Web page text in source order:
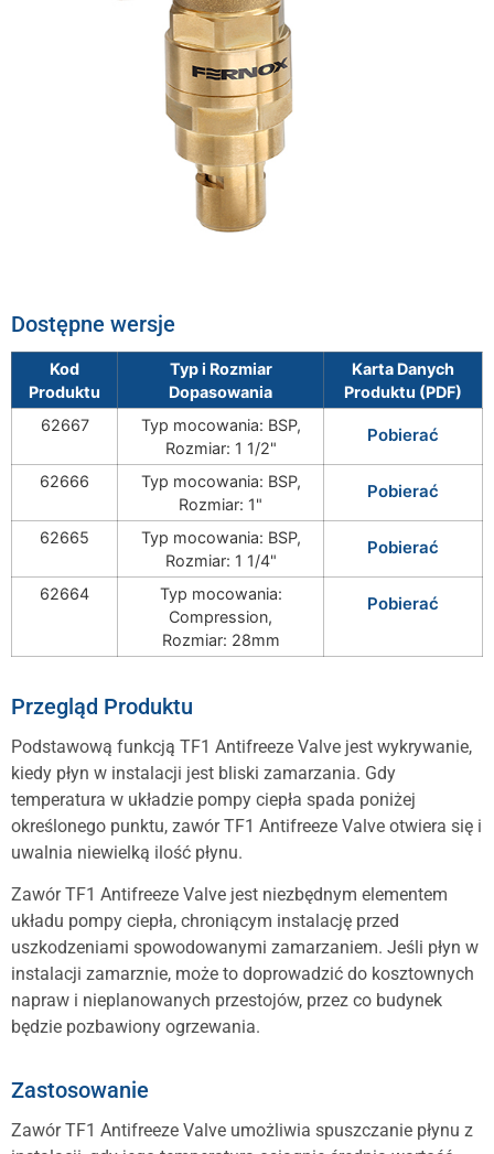
Dostępne wersje
Kod
Produktu
Typ i Rozmiar
Dopasowania
Karta Danych
Produktu (PDF)
62667
Typ mocowania: BSP,
Rozmiar: 1 1/2"
Pobierać
62666
Typ mocowania: BSP,
Rozmiar: 1"
Pobierać
62665
Typ mocowania: BSP,
Rozmiar: 1 1/4"
Pobierać
62664
Typ mocowania:
Compression,
Rozmiar: 28mm
Pobierać
Przegląd Produktu
Podstawową funkcją TF1 Antifreeze Valve jest wykrywanie,
kiedy płyn w instalacji jest bliski zamarzania. Gdy
temperatura w układzie pompy ciepła spada poniżej
określonego punktu, zawór TF1 Antifreeze Valve otwiera się i
uwalnia niewielką ilość płynu.
Zawór TF1 Antifreeze Valve jest niezbędnym elementem
układu pompy ciepła, chroniącym instalację przed
uszkodzeniami spowodowanymi zamarzaniem. Jeśli płyn w
instalacji zamarznie, może to doprowadzić do kosztownych
napraw i nieplanowanych przestojów, przez co budynek
będzie pozbawiony ogrzewania.
Zastosowanie
Zawór TF1 Antifreeze Valve umożliwia spuszczanie płynu z